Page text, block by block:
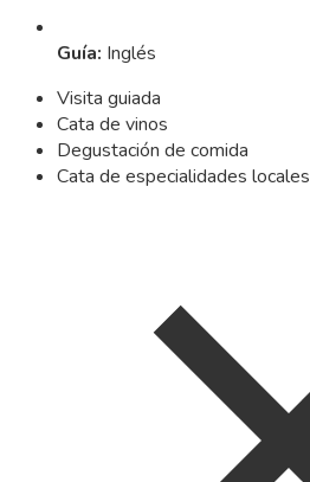
Guía: Inglés
Visita guiada
Cata de vinos
Degustación de comida
Cata de especialidades locales